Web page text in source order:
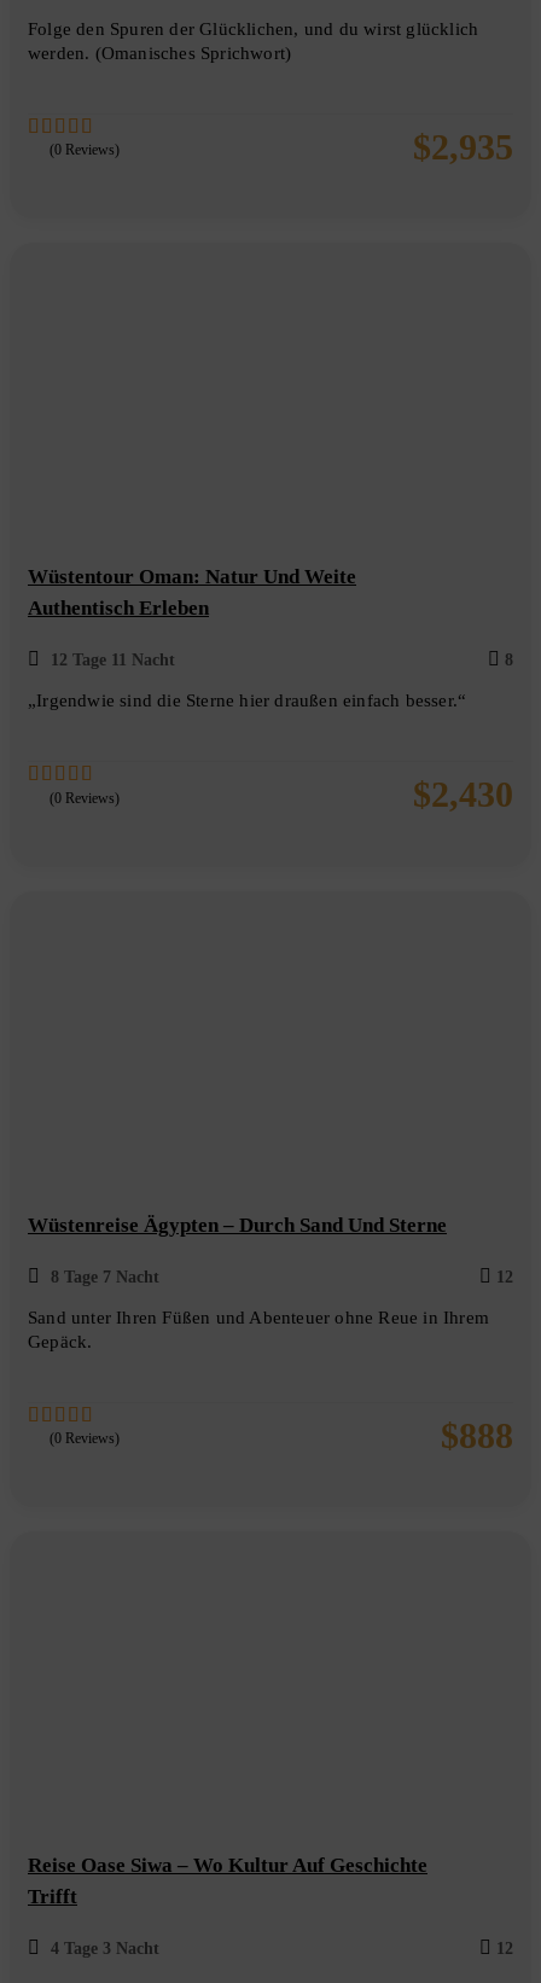
Folge den Spuren der Glücklichen, und du wirst glücklich
werden. (Omanisches Sprichwort)
$2,935
(0 Reviews)
Wüstentour Oman: Natur Und Weite
Authentisch Erleben
12 Tage 11 Nacht 8
„Irgendwie sind die Sterne hier draußen einfach besser.“
$2,430
(0 Reviews)
Wüstenreise Ägypten – Durch Sand Und Sterne
8 Tage 7 Nacht 12
Sand unter Ihren Füßen und Abenteuer ohne Reue in Ihrem
Gepäck.
$888
(0 Reviews)
Reise Oase Siwa – Wo Kultur Auf Geschichte
Trifft
4 Tage 3 Nacht 12